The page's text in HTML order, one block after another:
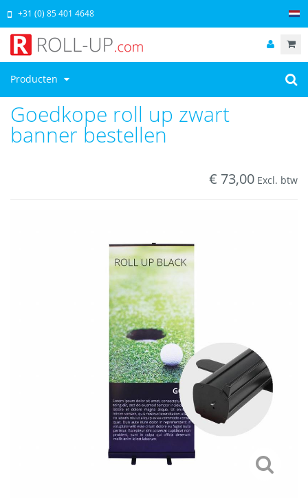
Producten
+31 (0) 85 401 4648
Goedkope roll up zwart
banner bestellen
€ 73,00 Excl. btw